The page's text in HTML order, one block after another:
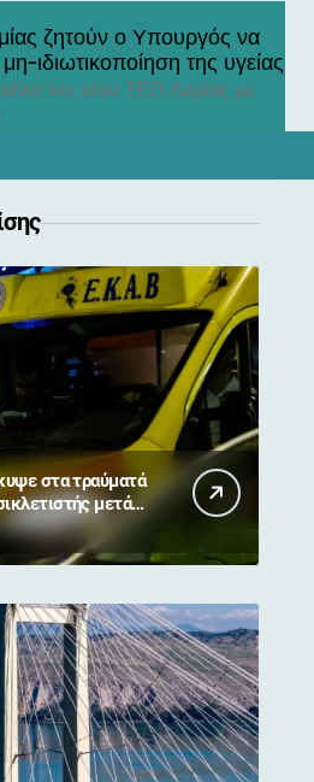
ζητούν ο Υπουργός να
ιδιωτικοποίηση της υγείας
του νέου ΤΕΠ Λαμίας με
στα τραύματά
μετά